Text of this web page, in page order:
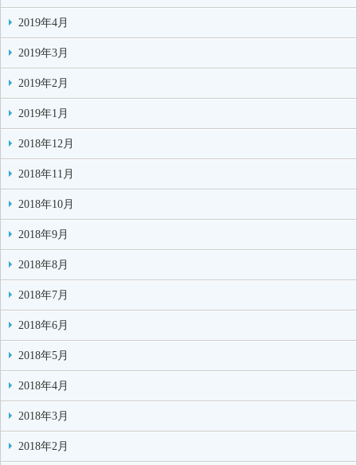
2019年4月
2019年3月
2019年2月
2019年1月
2018年12月
2018年11月
2018年10月
2018年9月
2018年8月
2018年7月
2018年6月
2018年5月
2018年4月
2018年3月
2018年2月